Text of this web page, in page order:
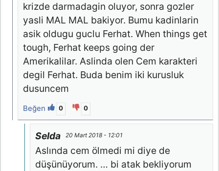
krizde darmadagin oluyor, sonra gozler
yasli MAL MAL bakiyor. Bumu kadinlarin
asik oldugu guclu Ferhat. When things get
tough, Ferhat keeps going der
Amerikalilar. Aslinda olen Cem karakteri
degil Ferhat. Buda benim iki kurusluk
dusuncem
Beğen 0 0
Selda 20 Mart 2018 - 12:01
Aslında cem ölmedi mi diye de
düşünüyorum. … bi atak bekliyorum